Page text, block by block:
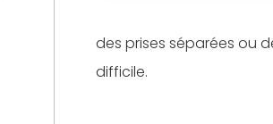
des prises séparées ou
difficile.